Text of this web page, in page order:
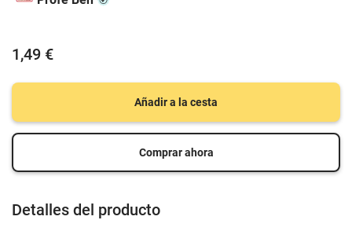
1,49 €
Añadir a la cesta
Comprar ahora
Detalles del producto